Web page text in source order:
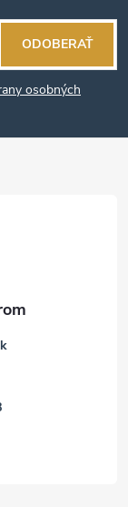
osobných
ODOBERAŤ